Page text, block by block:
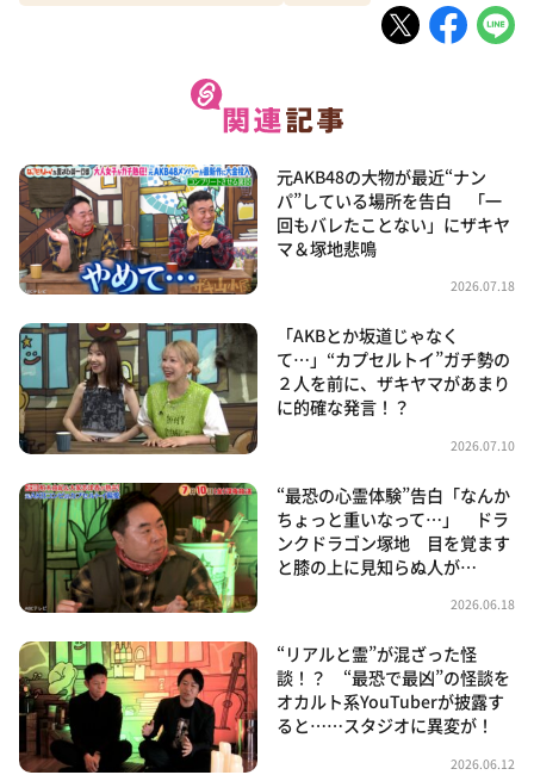
元AKB48の大物が最近“ナン
パ”している場所を告白 「一
回もバレたことない」にザキヤ
マ＆塚地悲鳴
2026.07.18
「AKBとか坂道じゃなく
て…」“カプセルトイ”ガチ勢の
２人を前に、ザキヤマがあまり
に的確な発言！？
2026.07.10
“最恐の心霊体験”告白「なんか
ちょっと重いなって…」 ドラ
ンクドラゴン塚地 目を覚ます
と膝の上に見知らぬ人が…
2026.06.18
“リアルと霊”が混ざった怪
談！？ “最恐で最凶”の怪談を
オカルト系YouTuberが披露す
ると……スタジオに異変が！
2026.06.12